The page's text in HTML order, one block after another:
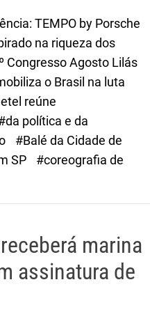
TEMPO by Porsche
na riqueza dos
Congresso Agosto Lilás
o Brasil na luta
reúne
política e da
#Balé da Cidade de
SP
#coreografia de
marina
assinatura de